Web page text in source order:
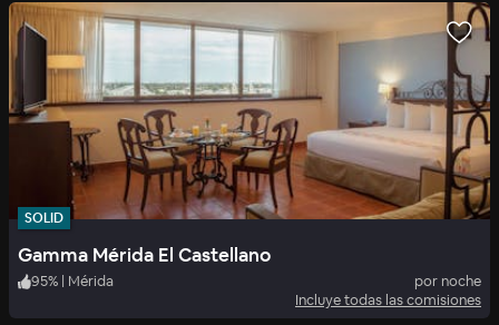
SOLID
Gamma Mérida El Castellano
95% | Mérida
por noche
Incluye todas las comisiones